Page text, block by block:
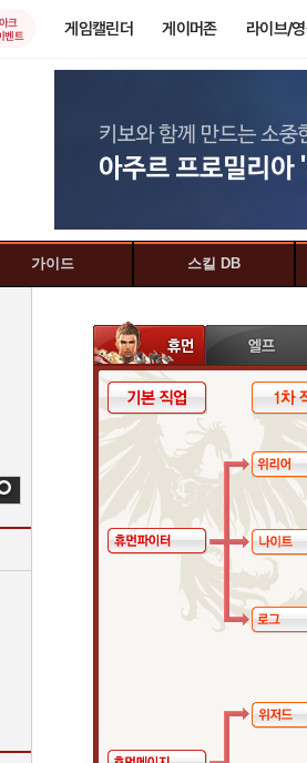
크
벤트
게임캘린더 게이머존 라이브/
가이드 스킬 DB